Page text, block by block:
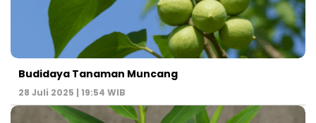
Budidaya Tanaman Muncang
28 Juli 2025 | 19:54 WIB